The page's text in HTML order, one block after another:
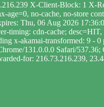
X-Client-Block: 1 X-
age=0, no-cache, no-store
Thu, 06 Aug 2026
timing: cdn-cache;
x-akamai-transformed: 9 -
131.0.0.0 Safari/537.36;
for: 216.73.216.239,